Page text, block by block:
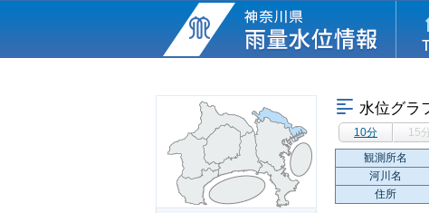
水位グラ
10分 15
観測所名
河川名
住所